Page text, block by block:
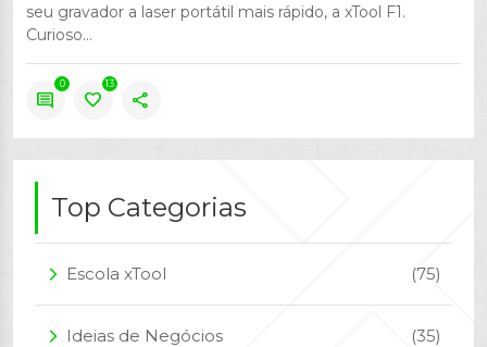
seu gravador a laser portátil mais rápido, a xTool F1.
Curioso...
comment
0
favorite
13
share
Top Categorias
arrow_forward_ios Escola xTool (75)
arrow_forward_ios Ideias de Negócios (35)